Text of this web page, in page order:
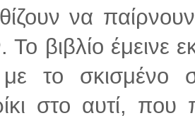
να
βιβλίο έμεινε
το σκισμένο
στο αυτί, που